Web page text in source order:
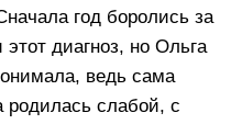
год боролись за
диагноз, но Ольга
ведь сама
родилась слабой, с